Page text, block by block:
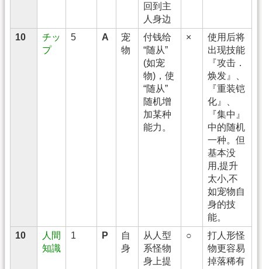
回到主
人身边
10
チッ
プ
5 A
宠
物
付钱给
“随从”
(如宠
物)，使
“随从”
随机增
加某种
能力。
×
使用后将
出现技能
『攻击．
焕发』、
『重装铠
化』、
『集中』
中的随机
一种。但
基本没
用,提升
太小,不
如宠物自
身的技
能。
10
人間
知識
1 P
自
身
从人型
系怪物
身上提
○
打人形怪
物更容易
掉落稀有